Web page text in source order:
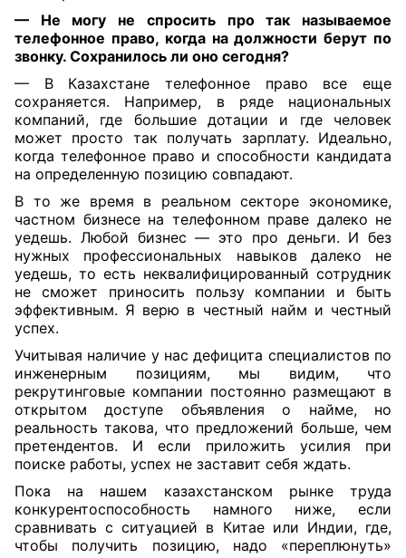
— Не могу не спросить про так называемое
телефонное право, когда надолжности берут по
звонку. Сохранилось ли оно сегодня?
— В Казахстане телефонное право все еще
сохраняется. Например, в ряде национальных
компаний, где большие дотации и где человек
может просто так получать зарплату. Идеально,
когда телефонное право и способности кандидата
на определенную позицию совпадают.
В то же время в реальном секторе экономике,
частном бизнесе на телефонном праве далеко не
уедешь. Любой бизнес — это про деньги. И без
нужных профессиональных навыков далеко не
уедешь, то есть неквалифицированный сотрудник
не сможет приносить пользу компании и быть
эффективным. Я верю в честный найм и честный
успех.
Учитывая наличие у нас дефицита специалистов по
инженерным позициям, мы видим, что
рекрутинговые компании постоянно размещают в
открытом доступе объявления о найме, но
реальность такова, что предложений больше, чем
претендентов. И если приложить усилия при
поиске работы, успех не заставит себя ждать.
Пока на нашем казахстанском рынке труда
конкурентоспособность намного ниже, если
сравнивать с ситуацией в Китае или Индии, где,
чтобы получить позицию, надо «переплюнуть»